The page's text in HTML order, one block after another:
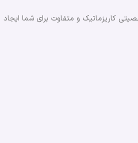
کاریزماتیک و متفاوت برای شما ایجاد